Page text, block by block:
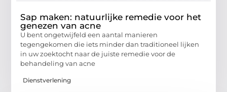
Sap maken: natuurlijke remedie voor het
genezen van acne
U bent ongetwijfeld een aantal manieren
tegengekomen die iets minder dan traditioneel lijken
in uw zoektocht naar de juiste remedie voor de
behandeling van acne
Dienstverlening